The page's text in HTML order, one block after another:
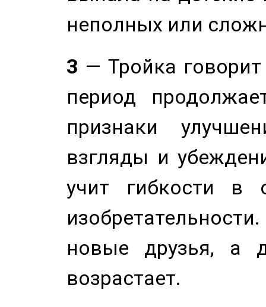
неполных или
3 — Тройка
период
признаки
взгляды и
учит гибкости в
новые друзья, а
возрастает.